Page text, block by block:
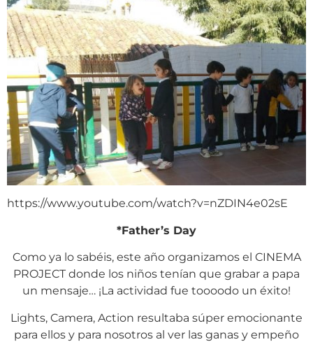
https://www.youtube.com/watch?v=nZDIN4e02sE
*Father’s Day
Como ya lo sabéis, este año organizamos el CINEMA
PROJECT donde los niños tenían que grabar a papa
un mensaje… ¡La actividad fue toooodo un éxito!
Lights, Camera, Action resultaba súper emocionante
para ellos y para nosotros al ver las ganas y empeño